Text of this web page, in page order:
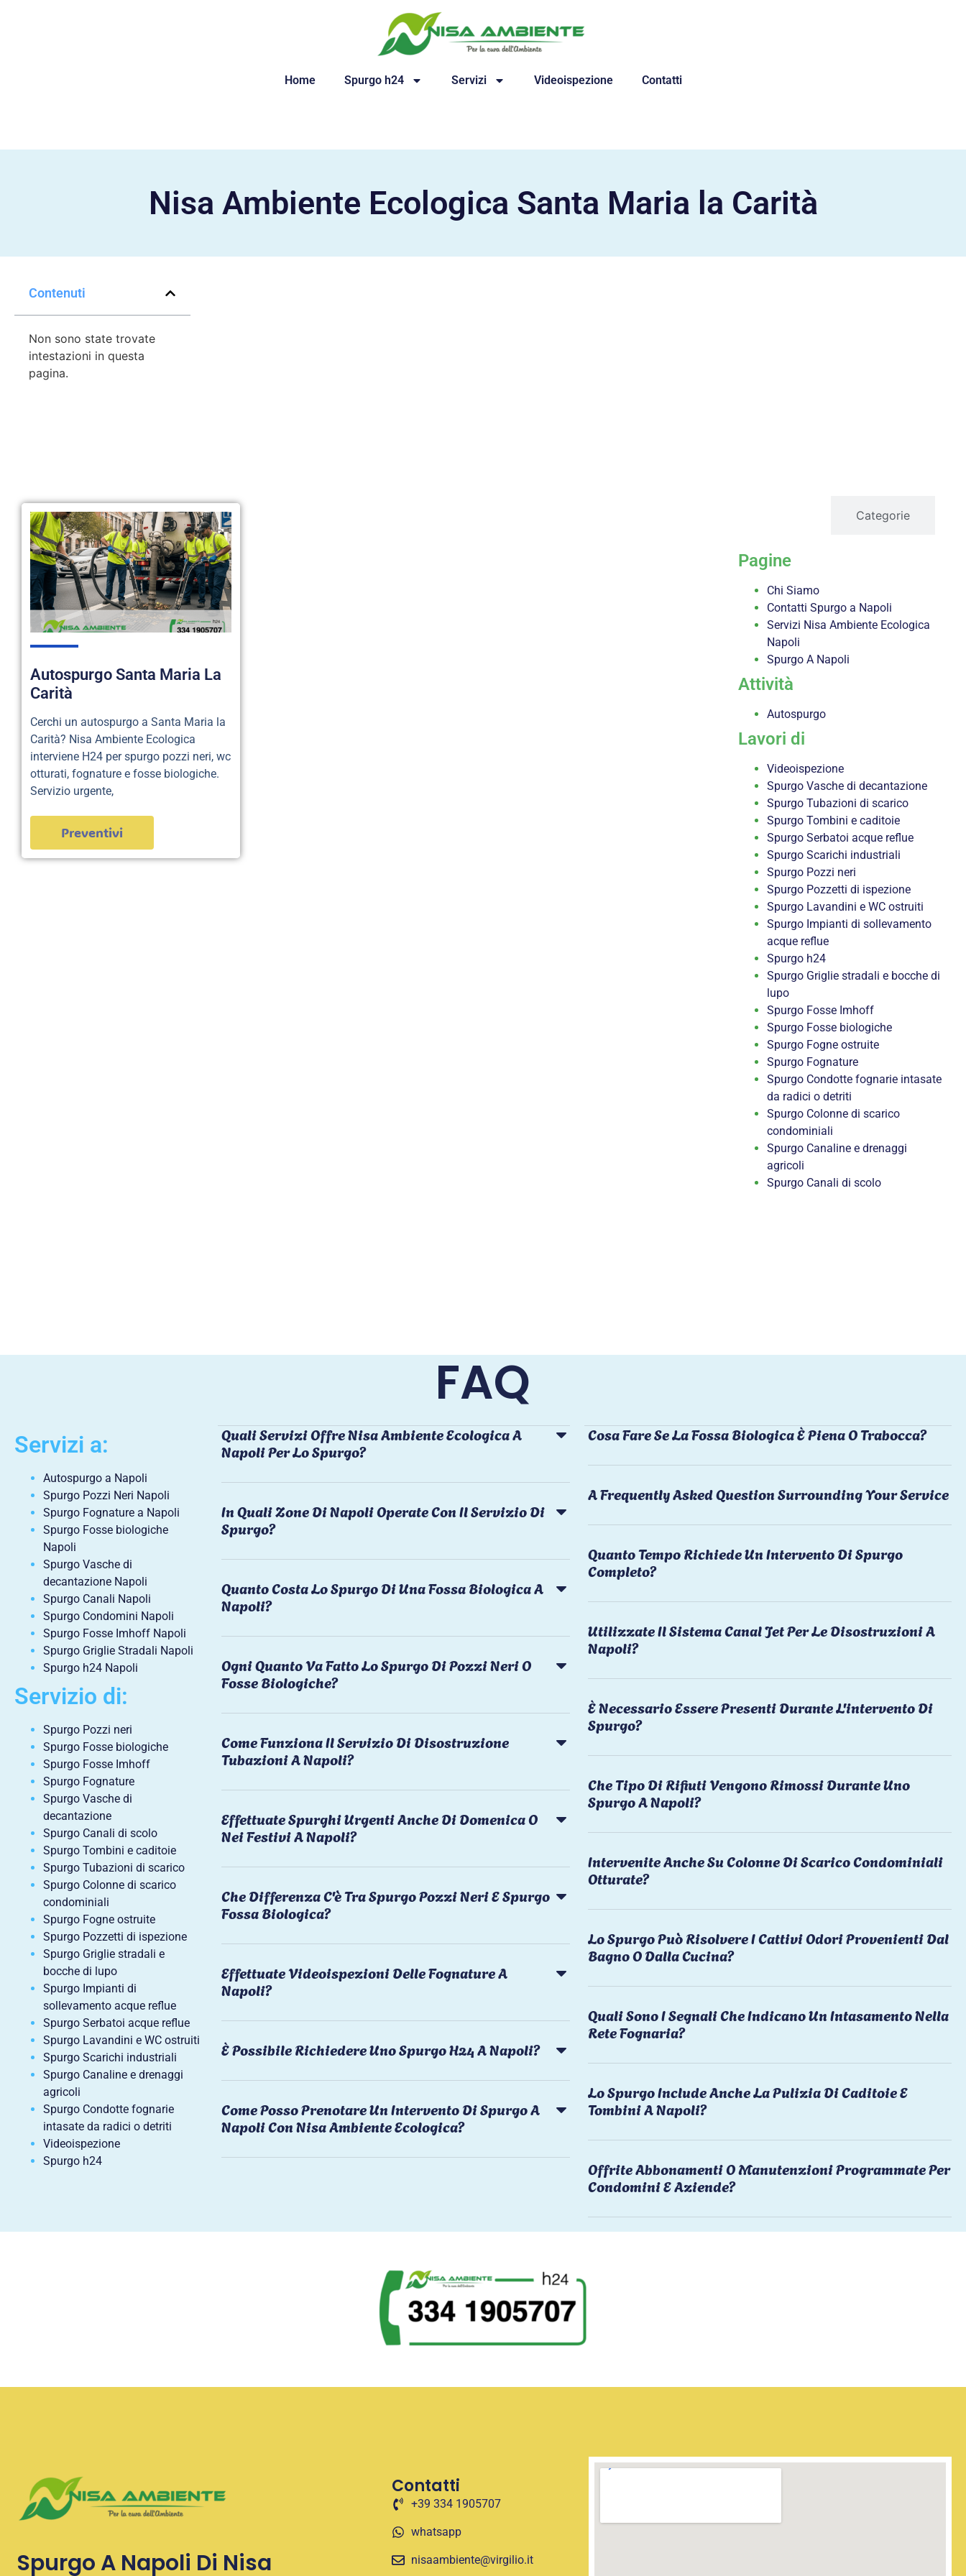
Home Spurgo h24 Servizi Videoispezione Contatti
Nisa Ambiente Ecologica Santa Maria la Carità
Contenuti
Non sono state trovate
intestazioni in questa
pagina.
Autospurgo Santa Maria La
Carità
Cerchi un autospurgo a Santa Maria la
Carità? Nisa Ambiente Ecologica
interviene H24 per spurgo pozzi neri, wc
otturati, fognature e fosse biologiche.
Servizio urgente,
Preventivi
Categorie
Pagine
Chi Siamo
Contatti Spurgo a Napoli
Servizi Nisa Ambiente Ecologica
Napoli
Spurgo A Napoli
Attività
Autospurgo
Lavori di
Videoispezione
Spurgo Vasche di decantazione
Spurgo Tubazioni di scarico
Spurgo Tombini e caditoie
Spurgo Serbatoi acque reflue
Spurgo Scarichi industriali
Spurgo Pozzi neri
Spurgo Pozzetti di ispezione
Spurgo Lavandini e WC ostruiti
Spurgo Impianti di sollevamento
acque reflue
Spurgo h24
Spurgo Griglie stradali e bocche di
lupo
Spurgo Fosse Imhoff
Spurgo Fosse biologiche
Spurgo Fogne ostruite
Spurgo Fognature
Spurgo Condotte fognarie intasate
da radici o detriti
Spurgo Colonne di scarico
condominiali
Spurgo Canaline e drenaggi
agricoli
Spurgo Canali di scolo
FAQ
Servizi a:
Autospurgo a Napoli
Spurgo Pozzi Neri Napoli
Spurgo Fognature a Napoli
Spurgo Fosse biologiche
Napoli
Spurgo Vasche di
decantazione Napoli
Spurgo Canali Napoli
Spurgo Condomini Napoli
Spurgo Fosse Imhoff Napoli
Spurgo Griglie Stradali Napoli
Spurgo h24 Napoli
Servizio di:
Spurgo Pozzi neri
Spurgo Fosse biologiche
Spurgo Fosse Imhoff
Spurgo Fognature
Spurgo Vasche di
decantazione
Spurgo Canali di scolo
Spurgo Tombini e caditoie
Spurgo Tubazioni di scarico
Spurgo Colonne di scarico
condominiali
Spurgo Fogne ostruite
Spurgo Pozzetti di ispezione
Spurgo Griglie stradali e
bocche di lupo
Spurgo Impianti di
sollevamento acque reflue
Spurgo Serbatoi acque reflue
Spurgo Lavandini e WC ostruiti
Spurgo Scarichi industriali
Spurgo Canaline e drenaggi
agricoli
Spurgo Condotte fognarie
intasate da radici o detriti
Videoispezione
Spurgo h24
Quali Servizi Offre Nisa Ambiente Ecologica A
Napoli Per Lo Spurgo?
In Quali Zone Di Napoli Operate Con Il Servizio Di
Spurgo?
Quanto Costa Lo Spurgo Di Una Fossa Biologica A
Napoli?
Ogni Quanto Va Fatto Lo Spurgo Di Pozzi Neri O
Fosse Biologiche?
Come Funziona Il Servizio Di Disostruzione
Tubazioni A Napoli?
Effettuate Spurghi Urgenti Anche Di Domenica O
Nei Festivi A Napoli?
Che Differenza C'è Tra Spurgo Pozzi Neri E Spurgo
Fossa Biologica?
Effettuate Videoispezioni Delle Fognature A
Napoli?
È Possibile Richiedere Uno Spurgo H24 A Napoli?
Come Posso Prenotare Un Intervento Di Spurgo A
Napoli Con Nisa Ambiente Ecologica?
Cosa Fare Se La Fossa Biologica È Piena O Trabocca?
A Frequently Asked Question Surrounding Your Service
Quanto Tempo Richiede Un Intervento Di Spurgo
Completo?
Utilizzate Il Sistema Canal Jet Per Le Disostruzioni A
Napoli?
È Necessario Essere Presenti Durante L'intervento Di
Spurgo?
Che Tipo Di Rifiuti Vengono Rimossi Durante Uno
Spurgo A Napoli?
Intervenite Anche Su Colonne Di Scarico Condominiali
Otturate?
Lo Spurgo Può Risolvere I Cattivi Odori Provenienti Dal
Bagno O Dalla Cucina?
Quali Sono I Segnali Che Indicano Un Intasamento Nella
Rete Fognaria?
Lo Spurgo Include Anche La Pulizia Di Caditoie E
Tombini A Napoli?
Offrite Abbonamenti O Manutenzioni Programmate Per
Condomini E Aziende?
Spurgo A Napoli Di Nisa
Contatti
+39 334 1905707
whatsapp
nisaambiente@virgilio.it